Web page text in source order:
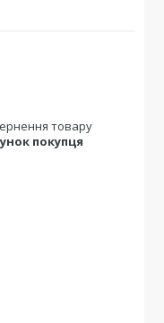
товару
покупця